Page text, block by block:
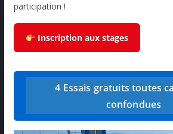
participation !
Inscription aux stages
4 Essais gratuits toutes
confondues